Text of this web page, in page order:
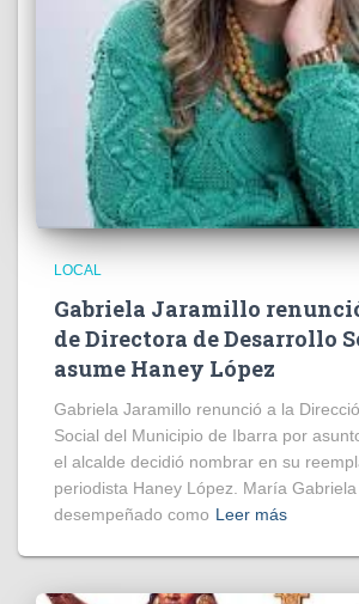
LOCAL
Gabriela Jaramillo
de Directora de Desarrollo
asume Haney López
Gabriela Jaramillo renunció a la
Social del Municipio de Ibarra por
el alcalde decidió nombrar en su
periodista Haney López. María
desempeñado como Leer más